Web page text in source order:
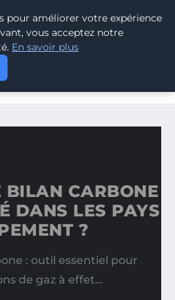
BLOG
EST-IL UTILISÉ DANS LES
BILAN CARBONE
DANS LES PAYS
?
: outil essentiel pour
de gaz à effet…
pour améliorer votre expérience
vous acceptez notre
En savoir plus